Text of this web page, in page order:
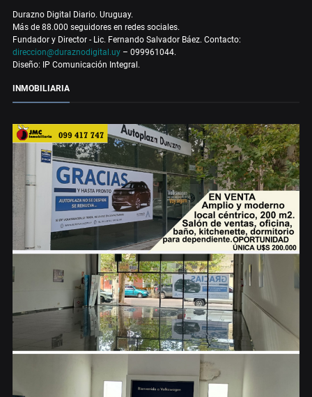
Durazno Digital Diario. Uruguay.
Más de 88.000 seguidores en redes sociales.
Fundador y Director - Lic. Fernando Salvador Báez. Contacto:
direccion@duraznodigital.uy – 099961044.
Diseño: IP Comunicación Integral.
INMOBILIARIA